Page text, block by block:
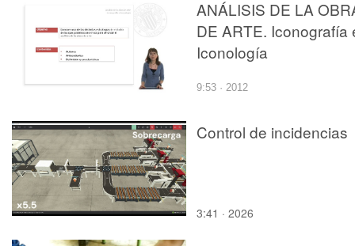
ANÁLISIS DE LA
DE ARTE. Iconografía
Iconología
9:53 · 2012
Control de incidencias
3:41 · 2026